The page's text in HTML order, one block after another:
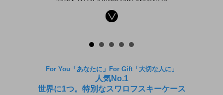
For You「あなたに」For Gift「大切な人に」
人気No.1
世界に1つ。特別なスワロフスキーケース